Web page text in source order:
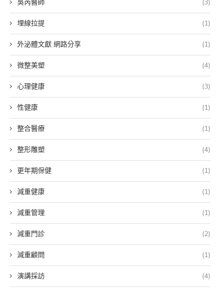
吳芮醫師 (3)
埋線拉提 (1)
外泌體文獻 網路分享 (1)
微整美塑 (4)
心理健康 (3)
性健康 (1)
整合醫療 (1)
整形雕塑 (4)
更年期保健 (1)
減重健康 (1)
減重管理 (1)
減重門診 (2)
減重顧問 (1)
演講採訪 (4)